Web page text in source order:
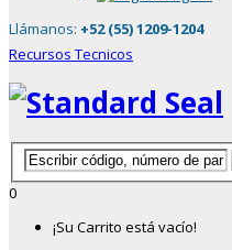
Llámanos: +52 (55) 1209-1204
Recursos Tecnicos
0
¡Su Carrito está vacío!